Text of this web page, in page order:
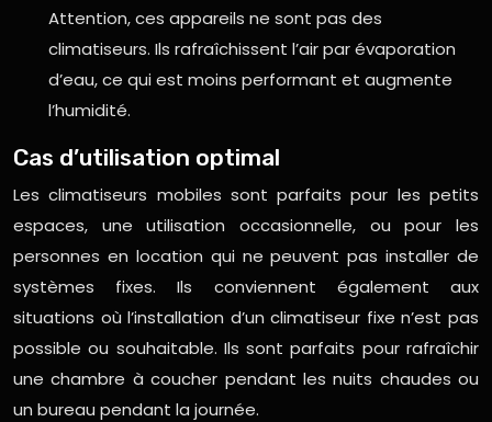
Attention, ces appareils ne sont pas des
climatiseurs. Ils rafraîchissent l’air par évaporation
d’eau, ce qui est moins performant et augmente
l’humidité.
Cas d’utilisation optimal
Les climatiseurs mobiles sont parfaits pour les petits
espaces, une utilisation occasionnelle, ou pour les
personnes en location qui ne peuvent pas installer de
systèmes fixes. Ils conviennent également aux
situations où l’installation d’un climatiseur fixe n’est pas
possible ou souhaitable. Ils sont parfaits pour rafraîchir
une chambre à coucher pendant les nuits chaudes ou
un bureau pendant la journée.